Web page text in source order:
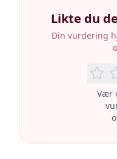
Likte du
Din vurdering
Vær